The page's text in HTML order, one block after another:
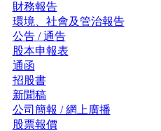
財務報告
環境、社會及管治報告
公告 / 通告
股本申報表
通函
招股書
新聞稿
公司簡報 / 網上廣播
股票報價